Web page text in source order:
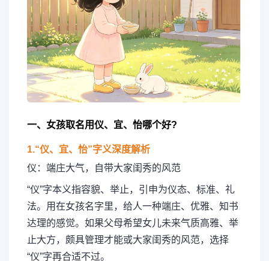
一、女孩取名用仪、宜、怡哪个好?
1.“仪、宜、怡”字义深度解析
仪：端庄大气，自带大家闺秀的风范
“仪”字本义指容貌、举止，引申为仪态、标准、礼
法。用在女孩名字里，给人一种端庄、优雅、知书
达理的感觉。如果父母希望女儿未来气质高雅、举
止大方，颇具管理才能或大家闺秀的风范，选择
“仪”字再合适不过。